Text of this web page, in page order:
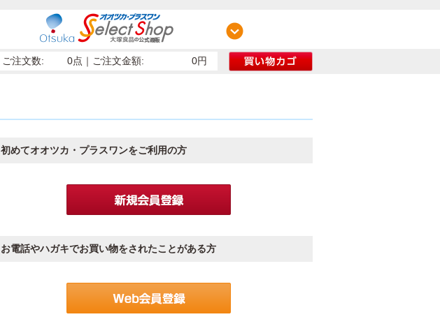
ご注文数: 0点 ｜ご注文金額: 0円
初めてオオツカ・プラスワンをご利用の方
お電話やハガキでお買い物をされたことがある方